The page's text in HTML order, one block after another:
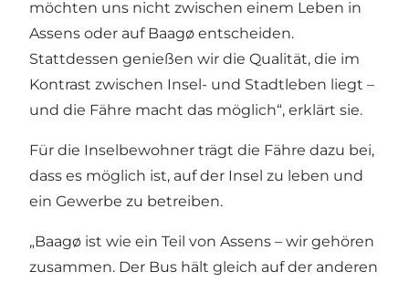
möchten uns nicht zwischen einem Leben in
Assens oder auf Baagø entscheiden.
Stattdessen genießen wir die Qualität, die im
Kontrast zwischen Insel- und Stadtleben liegt –
und die Fähre macht das möglich“, erklärt sie.
Für die Inselbewohner trägt die Fähre dazu bei,
dass es möglich ist, auf der Insel zu leben und
ein Gewerbe zu betreiben.
„Baagø ist wie ein Teil von Assens – wir gehören
zusammen. Der Bus hält gleich auf der anderen